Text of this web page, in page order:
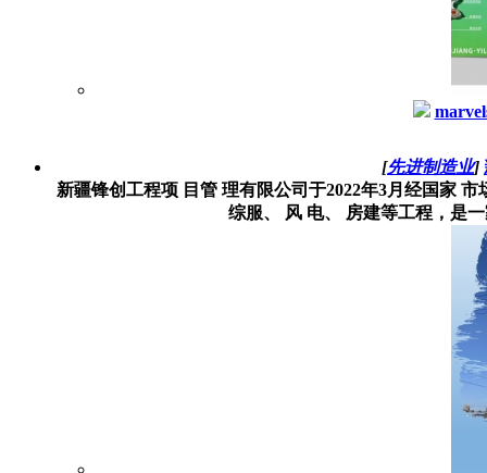
[先进制造业]
新疆锋创工程项 目管 理有限公司于2022年3月经国家
综服、 风 电、 房建等工程，是